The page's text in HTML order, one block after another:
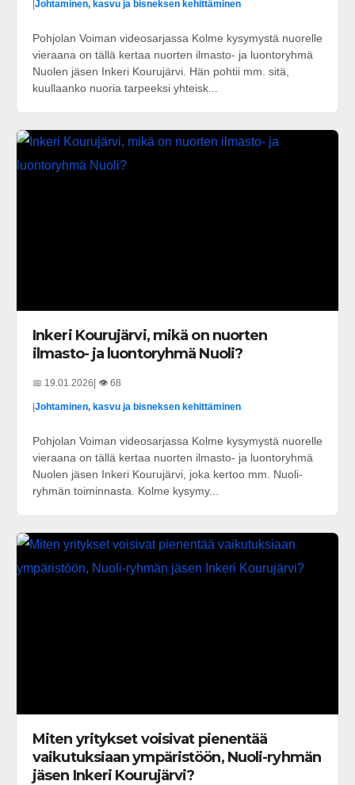
Johtaminen, kasvu ja bisneksen kehittäminen
Pohjolan Voiman videosarjassa Kolme kysymystä nuorelle
vieraana on tällä kertaa nuorten ilmasto- ja luontoryhmä
Nuolen jäsen Inkeri Kourujärvi. Hän pohtii mm. sitä,
kuullaanko nuoria tarpeeksi yhteisk...
Inkeri Kourujärvi, mikä on nuorten
ilmasto- ja luontoryhmä Nuoli?
📅 19.01.2026 | 👁️ 68
Johtaminen, kasvu ja bisneksen kehittäminen
Pohjolan Voiman videosarjassa Kolme kysymystä nuorelle
vieraana on tällä kertaa nuorten ilmasto- ja luontoryhmä
Nuolen jäsen Inkeri Kourujärvi, joka kertoo mm. Nuoli-
ryhmän toiminnasta. Kolme kysymy...
Miten yritykset voisivat pienentää
vaikutuksiaan ympäristöön, Nuoli-ryhmän
jäsen Inkeri Kourujärvi?